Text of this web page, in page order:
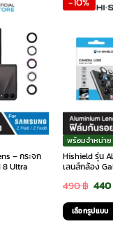
– กระจก
8 Ultra
พร้อมจำหน่าย
Hishield รุ่น
เลนส์กล้อง
490฿
was:
440
เลือกรูปแบบ